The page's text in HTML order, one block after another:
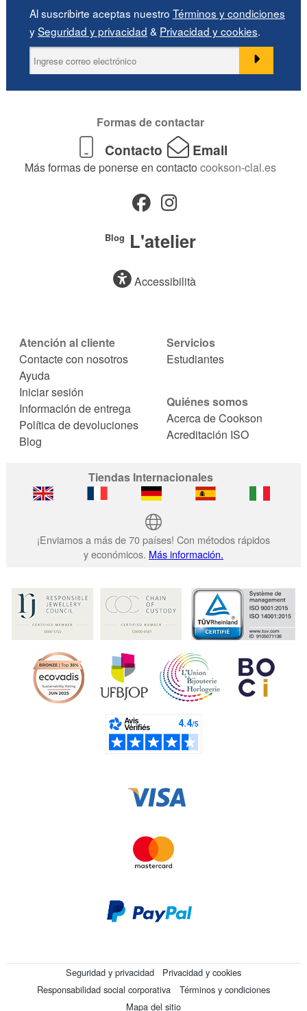
Al suscribirte aceptas nuestro Términos y condiciones
ySeguridad y privacidad & Privacidad y cookies.
Formas de contactar
Contacto Email
Más formas de ponerse en contacto cookson-clal.es
Blog L'atelier
Accessibilità
Atención al cliente
Contacte con nosotros
Ayuda
Iniciar sesión
Información de entrega
Política de devoluciones
Blog
Servicios
Estudiantes
Quiénes somos
Acerca de Cookson
Acreditación ISO
Tiendas Internacionales
¡Enviamos a más de 70 países! Con métodos rápidos
y económicos. Más información.
Seguridad y privacidad
Privacidad y cookies
Responsabilidad social corporativa
Términos y condiciones
Mapa del sitio